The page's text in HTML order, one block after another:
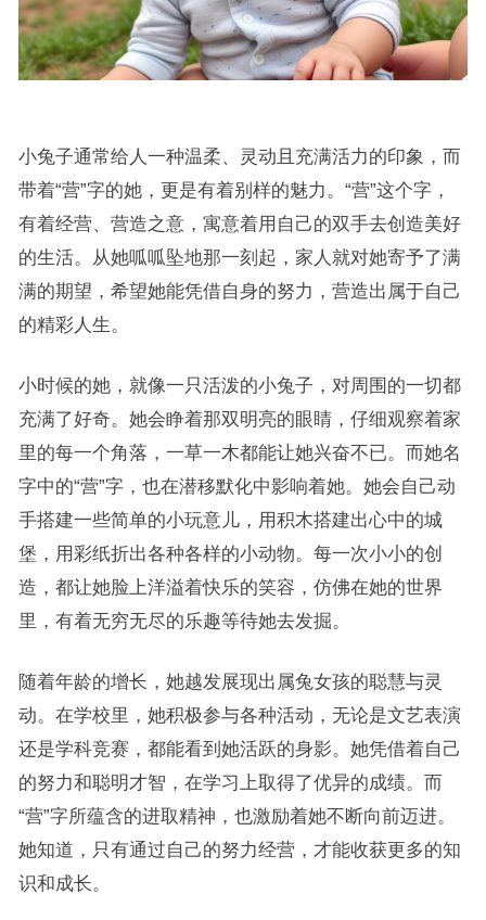
小兔子通常给人一种温柔、灵动且充满活力的印象，而
带着“营”字的她，更是有着别样的魅力。“营”这个字，
有着经营、营造之意，寓意着用自己的双手去创造美好
的生活。从她呱呱坠地那一刻起，家人就对她寄予了满
满的期望，希望她能凭借自身的努力，营造出属于自己
的精彩人生。
小时候的她，就像一只活泼的小兔子，对周围的一切都
充满了好奇。她会睁着那双明亮的眼睛，仔细观察着家
里的每一个角落，一草一木都能让她兴奋不已。而她名
字中的“营”字，也在潜移默化中影响着她。她会自己动
手搭建一些简单的小玩意儿，用积木搭建出心中的城
堡，用彩纸折出各种各样的小动物。每一次小小的创
造，都让她脸上洋溢着快乐的笑容，仿佛在她的世界
里，有着无穷无尽的乐趣等待她去发掘。
随着年龄的增长，她越发展现出属兔女孩的聪慧与灵
动。在学校里，她积极参与各种活动，无论是文艺表演
还是学科竞赛，都能看到她活跃的身影。她凭借着自己
的努力和聪明才智，在学习上取得了优异的成绩。而
“营”字所蕴含的进取精神，也激励着她不断向前迈进。
她知道，只有通过自己的努力经营，才能收获更多的知
识和成长。